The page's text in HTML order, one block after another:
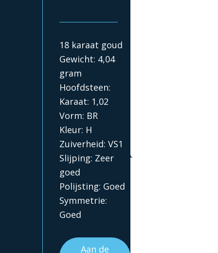
18 karaat goud
Gewicht: 4,04
gram
Hoofdsteen:
Karaat: 1,02
Vorm: BR
Kleur: H
Zuiverheid: VS1
Slijping: Zeer
goed
Polijsting: Goed
Symmetrie:
Goed
Aan de